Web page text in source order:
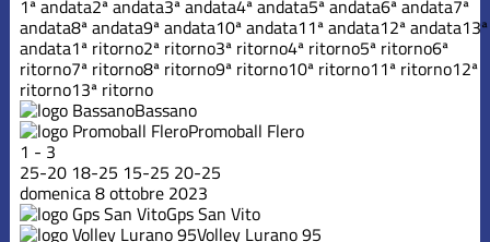
1ª andata2ª andata3ª andata4ª andata5ª andata6ª andata7ª
andata8ª andata9ª andata10ª andata11ª andata12ª andata13ª
andata1ª ritorno2ª ritorno3ª ritorno4ª ritorno5ª ritorno6ª
ritorno7ª ritorno8ª ritorno9ª ritorno10ª ritorno11ª ritorno12ª
ritorno13ª ritorno
Bassano
Promoball Flero
1 - 3
25-20 18-25 15-25 20-25
domenica 8 ottobre 2023
Gps San Vito
Volley Lurano 95